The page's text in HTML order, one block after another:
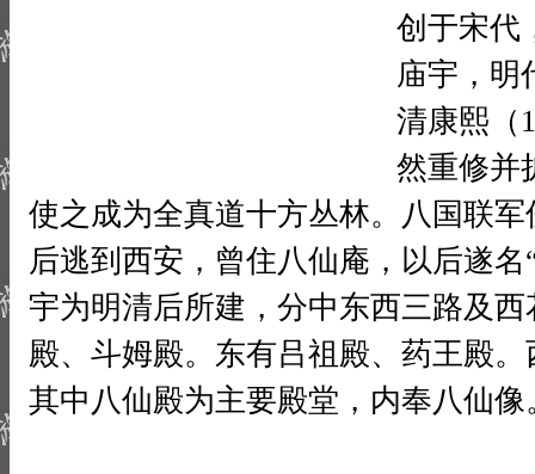
创于宋代
庙宇，明
清康熙（
然重修并
使之成为全真道十方丛林。八国联
后逃到西安，曾住八仙庵，以后遂
宇为明清后所建，分中东西三路及
殿、斗姆殿。东有吕祖殿、药王殿
其中八仙殿为主要殿堂，内奉八仙像